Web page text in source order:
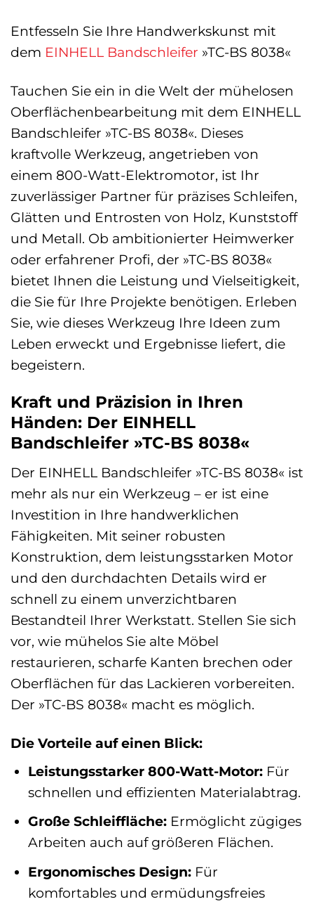
Entfesseln Sie Ihre Handwerkskunst mit
dem EINHELL Bandschleifer »TC-BS 8038«
Tauchen Sie ein in die Welt der mühelosen
Oberflächenbearbeitung mit dem EINHELL
Bandschleifer »TC-BS 8038«. Dieses
kraftvolle Werkzeug, angetrieben von
einem 800-Watt-Elektromotor, ist Ihr
zuverlässiger Partner für präzises Schleifen,
Glätten und Entrosten von Holz, Kunststoff
und Metall. Ob ambitionierter Heimwerker
oder erfahrener Profi, der »TC-BS 8038«
bietet Ihnen die Leistung und Vielseitigkeit,
die Sie für Ihre Projekte benötigen. Erleben
Sie, wie dieses Werkzeug Ihre Ideen zum
Leben erweckt und Ergebnisse liefert, die
begeistern.
Kraft und Präzision in Ihren
Händen: Der EINHELL
Bandschleifer »TC-BS 8038«
Der EINHELL Bandschleifer »TC-BS 8038« ist
mehr als nur ein Werkzeug – er ist eine
Investition in Ihre handwerklichen
Fähigkeiten. Mit seiner robusten
Konstruktion, dem leistungsstarken Motor
und den durchdachten Details wird er
schnell zu einem unverzichtbaren
Bestandteil Ihrer Werkstatt. Stellen Sie sich
vor, wie mühelos Sie alte Möbel
restaurieren, scharfe Kanten brechen oder
Oberflächen für das Lackieren vorbereiten.
Der »TC-BS 8038« macht es möglich.
Die Vorteile auf einen Blick:
Leistungsstarker 800-Watt-Motor:Für
schnellen und effizienten Materialabtrag.
Große Schleiffläche:Ermöglicht zügiges
Arbeiten auch auf größeren Flächen.
Ergonomisches Design:Für
komfortables und ermüdungsfreies